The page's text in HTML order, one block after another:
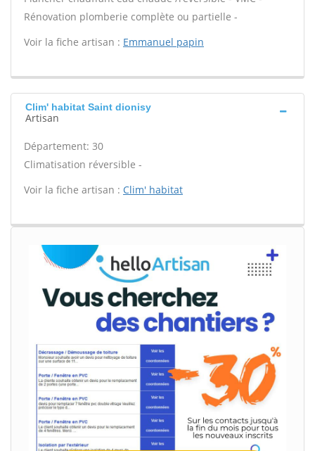
Rénovation plomberie complète ou partielle -
Voir la fiche artisan : Emmanuel papin
Clim' habitat Saint dionisy
Artisan
Département: 30
Climatisation réversible -
Voir la fiche artisan : Clim' habitat